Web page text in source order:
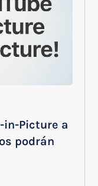
in-Picture a
podrán